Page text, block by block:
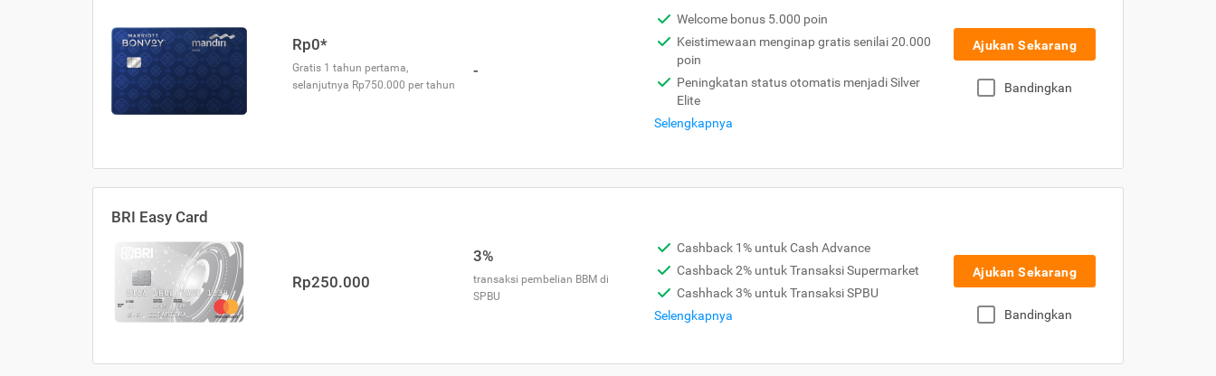
Rp0*
Gratis 1 tahun pertama,
selanjutnya Rp750.000 per tahun
-
Welcome bonus 5.000 poin
Keistimewaan menginap gratis senilai 20.000
poin
Peningkatan status otomatis menjadi Silver
Elite
Selengkapnya
Ajukan Sekarang
Bandingkan
BRI Easy Card
Rp250.000
3%
transaksi pembelian BBM di
SPBU
Cashback 1% untuk Cash Advance
Cashback 2% untuk Transaksi Supermarket
Cashhack 3% untuk Transaksi SPBU
Selengkapnya
Ajukan Sekarang
Bandingkan